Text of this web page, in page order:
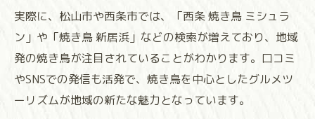
実際に、松山市や西条市では、「西条 焼き鳥 ミシュラ
ン」や「焼き鳥 新居浜」などの検索が増えており、地域
発の焼き鳥が注目されていることがわかります。口コミ
やSNSでの発信も活発で、焼き鳥を中心としたグルメツ
ーリズムが地域の新たな魅力となっています。